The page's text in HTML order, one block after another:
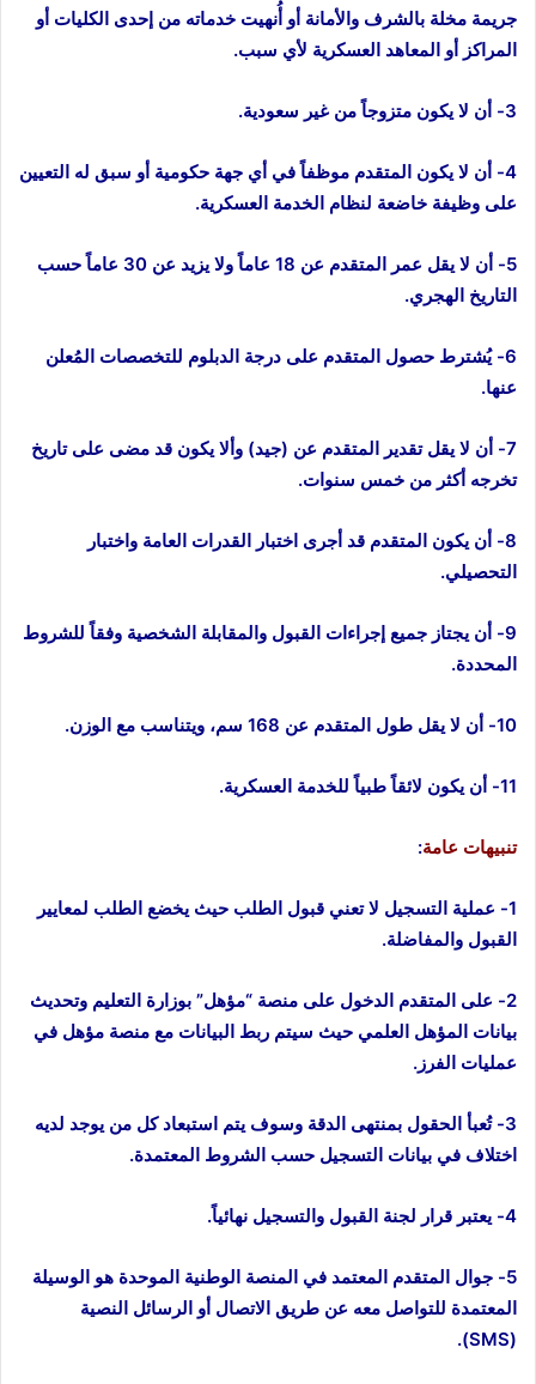
جريمة مخلة بالشرف والأمانة أو أُنهيت خدماته من إحدى الكليات أو
المراكز أو المعاهد العسكرية لأي سبب.
3- أن لا يكون متزوجاً من غير سعودية.
4- أن لا يكون المتقدم موظفاً في أي جهة حكومية أو سبق له التعيين
على وظيفة خاضعة لنظام الخدمة العسكرية.
5- أن لا يقل عمر المتقدم عن 18 عاماً ولا يزيد عن 30 عاماً حسب
التاريخ الهجري.
6- يُشترط حصول المتقدم على درجة الدبلوم للتخصصات المُعلن
عنها.
7- أن لا يقل تقدير المتقدم عن (جيد) وألا يكون قد مضى على تاريخ
تخرجه أكثر من خمس سنوات.
8- أن يكون المتقدم قد أجرى اختبار القدرات العامة واختبار
التحصيلي.
9- أن يجتاز جميع إجراءات القبول والمقابلة الشخصية وفقاً للشروط
المحددة.
10- أن لا يقل طول المتقدم عن 168 سم، ويتناسب مع الوزن.
11- أن يكون لائقاً طبياً للخدمة العسكرية.
تنبيهات عامة:
1- عملية التسجيل لا تعني قبول الطلب حيث يخضع الطلب لمعايير
القبول والمفاضلة.
2- على المتقدم الدخول على منصة “مؤهل” بوزارة التعليم وتحديث
بيانات المؤهل العلمي حيث سيتم ربط البيانات مع منصة مؤهل في
عمليات الفرز.
3- تُعبأ الحقول بمنتهى الدقة وسوف يتم استبعاد كل من يوجد لديه
اختلاف في بيانات التسجيل حسب الشروط المعتمدة.
4- يعتبر قرار لجنة القبول والتسجيل نهائياً.
5- جوال المتقدم المعتمد في المنصة الوطنية الموحدة هو الوسيلة
المعتمدة للتواصل معه عن طريق الاتصال أو الرسائل النصية
(SMS).